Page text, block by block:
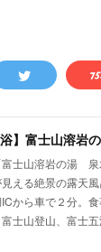
浴】富士山溶岩
富士山溶岩の湯 泉
見える絶景の露天
から車で２分。
士山登山、富士